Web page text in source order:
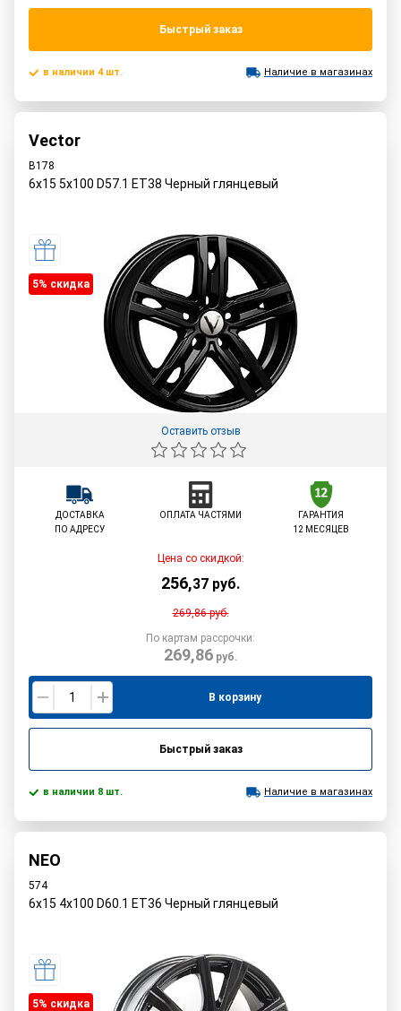
Быстрый заказ
в наличии 4 шт. Наличие в магазинах
Vector
B178
6x15 5x100 D57.1 ET38 Черный глянцевый
5% cкидка
Оставить отзыв
ДОСТАВКА
ПО АДРЕСУ
ОПЛАТА ЧАСТЯМИ
ГАРАНТИЯ
12 МЕСЯЦЕВ
Цена со скидкой:
256,37 руб.
269,86руб.
По картам рассрочки:
269,86руб.
В корзину
Быстрый заказ
в наличии 8 шт. Наличие в магазинах
NEO
574
6x15 4x100 D60.1 ET36 Черный глянцевый
5% cкидка